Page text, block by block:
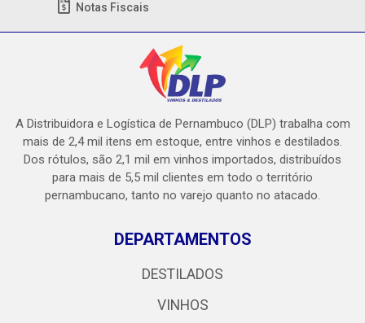
Notas Fiscais
A Distribuidora e Logística de Pernambuco (DLP) trabalha com
mais de 2,4 mil itens em estoque, entre vinhos e destilados.
Dos rótulos, são 2,1 mil em vinhos importados, distribuídos
para mais de 5,5 mil clientes em todo o território
pernambucano, tanto no varejo quanto no atacado.
DEPARTAMENTOS
DESTILADOS
VINHOS